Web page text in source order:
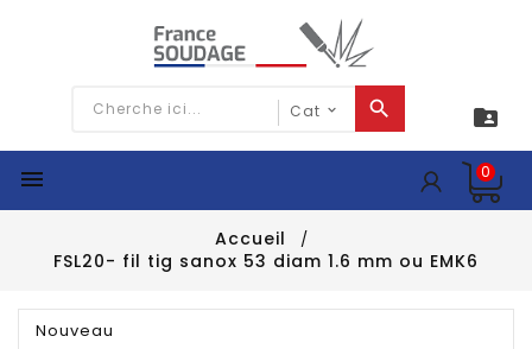

 0
Accueil
FSL20- fil tig sanox 53 diam 1.6 mm ou EMK6
Nouveau